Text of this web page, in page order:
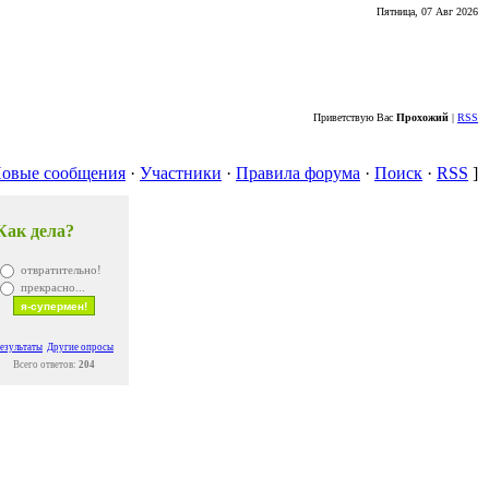
Пятница, 07 Авг 2026
Приветствую Вас Прохожий | RSS
сообщения · Участники · Правила форума · Поиск · RSS ]
дела?
отвратительно!
прекрасно...
Другие опросы
Всего ответов: 204